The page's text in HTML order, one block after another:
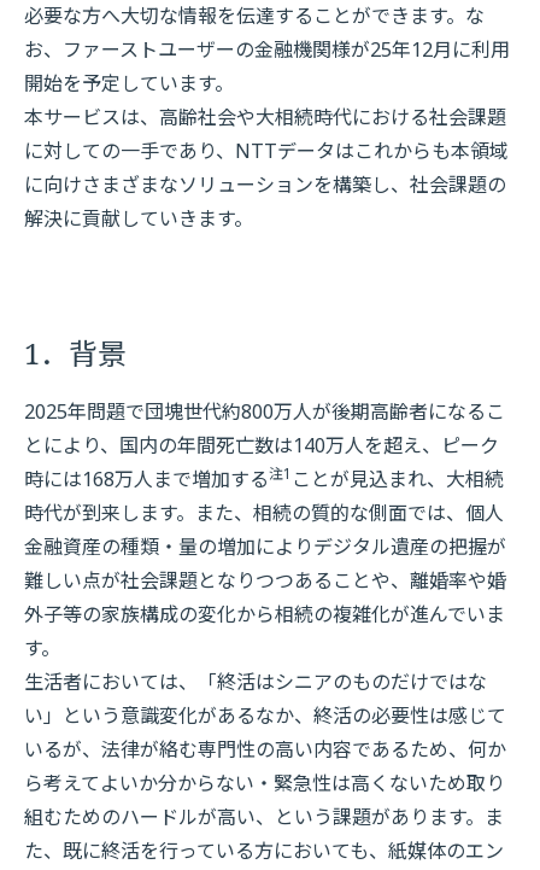
必要な方へ大切な情報を伝達することができます。な
お、ファーストユーザーの金融機関様が25年12月に利用
開始を予定しています。
本サービスは、高齢社会や大相続時代における社会課題
に対しての一手であり、NTTデータはこれからも本領域
に向けさまざまなソリューションを構築し、社会課題の
解決に貢献していきます。
1．背景
2025年問題で団塊世代約800万人が後期高齢者になるこ
とにより、国内の年間死亡数は140万人を超え、ピーク
時には168万人まで増加する注1 ことが見込まれ、大相続
時代が到来します。また、相続の質的な側面では、個人
金融資産の種類・量の増加によりデジタル遺産の把握が
難しい点が社会課題となりつつあることや、離婚率や婚
外子等の家族構成の変化から相続の複雑化が進んでいま
す。
生活者においては、「終活はシニアのものだけではな
い」という意識変化があるなか、終活の必要性は感じて
いるが、法律が絡む専門性の高い内容であるため、何か
ら考えてよいか分からない・緊急性は高くないため取り
組むためのハードルが高い、という課題があります。ま
た、既に終活を行っている方においても、紙媒体のエン